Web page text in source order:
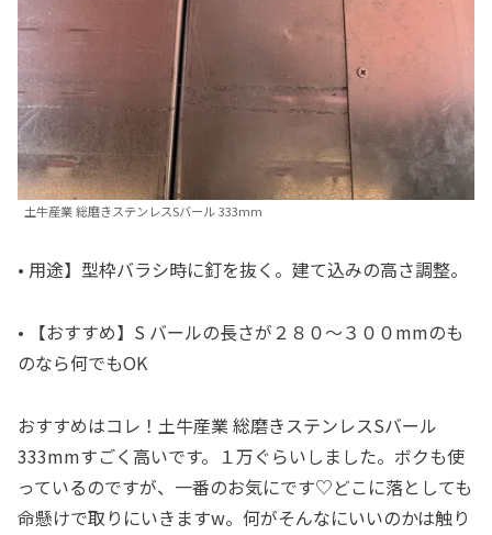
土牛産業 総磨きステンレスSバール 333mm
• 用途】型枠バラシ時に釘を抜く。建て込みの高さ調整。
• 【おすすめ】S バールの長さが２８０〜３００mmのも
のなら何でもOK
おすすめはコレ！土牛産業 総磨きステンレスSバール
333mmすごく高いです。１万ぐらいしました。ボクも使
っているのですが、一番のお気にです♡どこに落としても
命懸けで取りにいきますw。何がそんなにいいのかは触り